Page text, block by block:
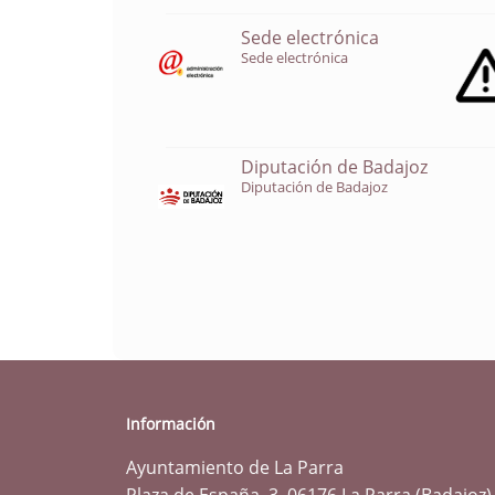
Sede electrónica
Sede electrónica
Diputación de Badajoz
Diputación de Badajoz
Información
Ayuntamiento de La Parra